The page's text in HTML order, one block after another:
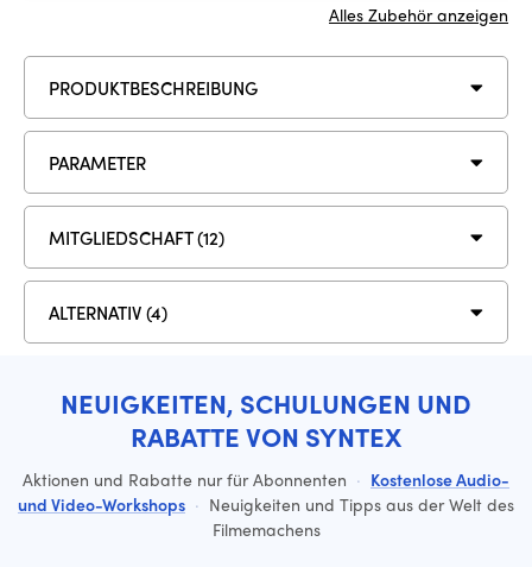
Alles Zubehör anzeigen
PRODUKTBESCHREIBUNG
PARAMETER
MITGLIEDSCHAFT (12)
ALTERNATIV (4)
NEUIGKEITEN, SCHULUNGEN UND
RABATTE VON SYNTEX
Aktionen und Rabatte nur für Abonnenten · Kostenlose Audio-
und Video-Workshops · Neuigkeiten und Tipps aus der Welt des
Filmemachens